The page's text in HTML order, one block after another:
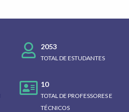
2053
TOTAL DE ESTUDANTES
10
TOTAL DE PROFESSORES E
TÉCNICOS